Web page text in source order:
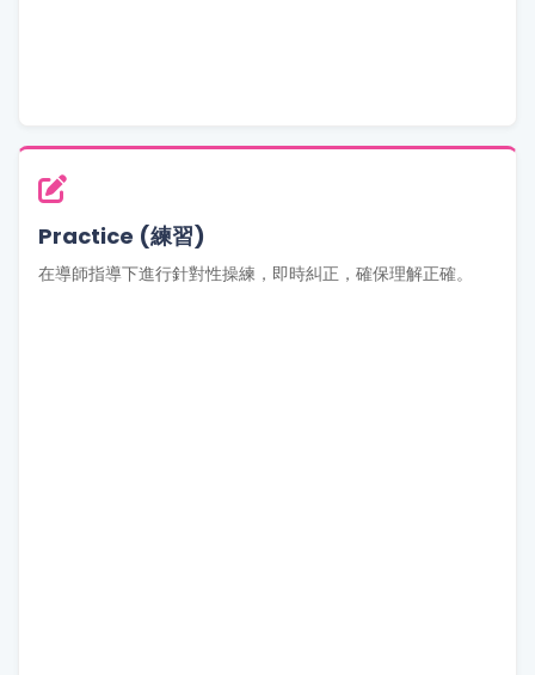
Practice (練習)
在導師指導下進行針對性操練，即時糾正，確保理解正確。